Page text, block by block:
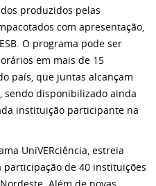
produzidos pelas
com apresentação,
O programa pode ser
em mais de 15
país, que juntas alcançam
sendo disponibilizado ainda
instituição participante na
UniVERciência, estreia
participação de 40 instituições